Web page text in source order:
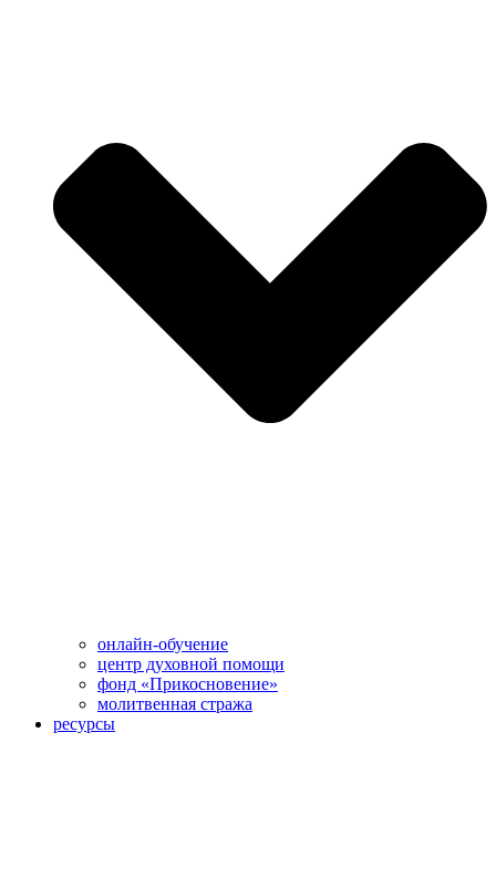
онлайн-обучение
центр духовной помощи
фонд «Прикосновение»
молитвенная стража
ресурсы